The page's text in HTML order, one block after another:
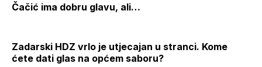
Čačić ima dobru glavu, ali…
Zadarski HDZ vrlo je utjecajan u stranci. Kome
ćete dati glas na općem saboru?